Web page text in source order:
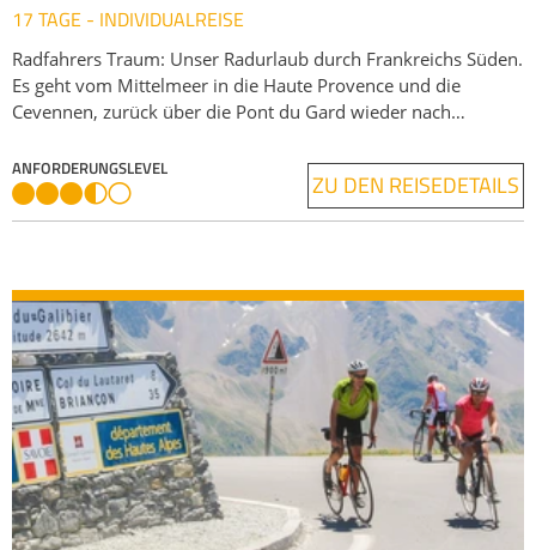
17 TAGE - INDIVIDUALREISE
Radfahrers Traum: Unser Radurlaub durch Frankreichs Süden.
Es geht vom Mittelmeer in die Haute Provence und die
Cevennen, zurück über die Pont du Gard wieder nach
Ardèche und des Tarn steuern Sie ebenso an wie traumhafte
Pfade und Nebenstraßen in den sanfthügeligen Landschaften
der Provence und des Luberon. Highlight und
la Nesque umfahren werden kann. Lassen Sie sich am Abend
von der provenzalischen Küche verwöhnen. Das Abendessen
ist an fast allen Tagen inklusive. Die 17-tägige Radreise kann
auch als 9-Tage Reise gebucht werden – entweder die
Cevennen-Schleife oder die Provence-Runde.
ANFORDERUNGSLEVEL
ZU DEN REISEDETAILS